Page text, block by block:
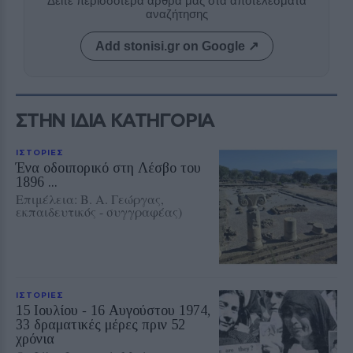
αναζήτησης
Add stonisi.gr on Google ↗
ΣΤΗΝ ΙΔΙΑ ΚΑΤΗΓΟΡΙΑ
ΙΣΤΟΡΙΕΣ
Ένα οδοιπορικό στη Λέσβο του
1896 ...
Eπιμέλεια: Β. Α. Γεώργας,
εκπαιδευτικός - συγγραφέας)
ΙΣΤΟΡΙΕΣ
15 Ιουλίου ‑ 16 Αυγούστου 1974,
33 δραματικές μέρες πριν 52
χρόνια